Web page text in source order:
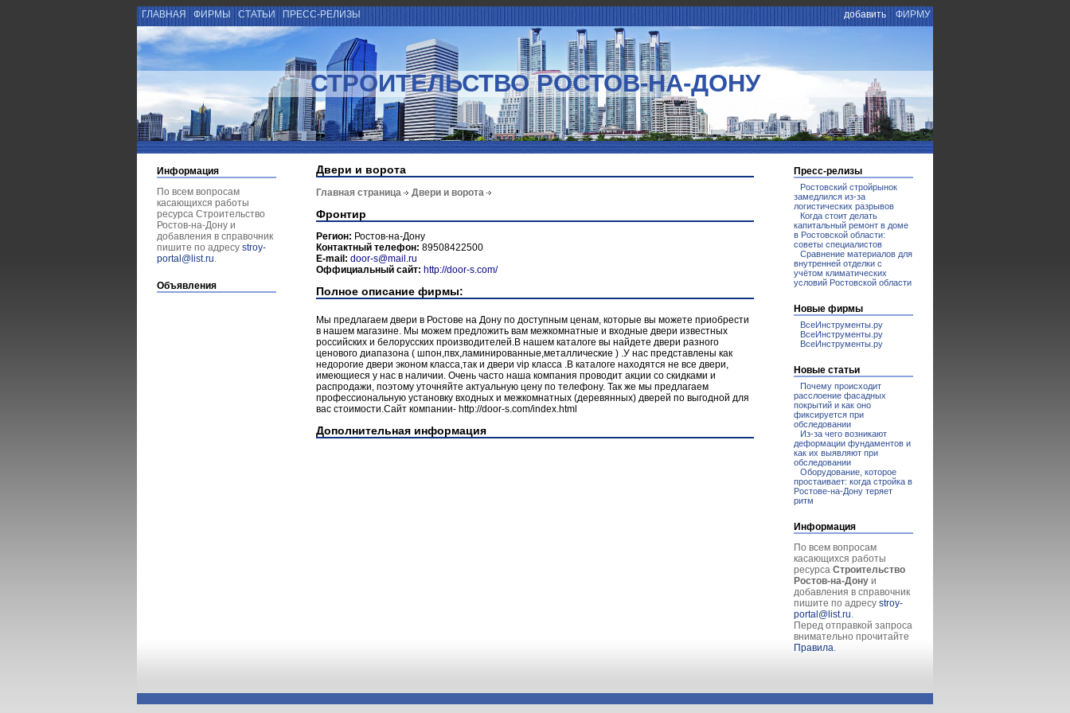
ГЛАВНАЯ ФИРМЫ СТАТЬИ ПРЕСС-РЕЛИЗЫ добавить ФИРМУ
СТРОИТЕЛЬСТВО РОСТОВ-НА-ДОНУ
Информация
По всем вопросам
касающихся работы
ресурса Строительство
Ростов-на-Дону и
добавления в справочник
пишите по адресу stroy-
portal@list.ru.
Объявления
Двери и ворота
Главная страница Двери и ворота
Фронтир
Регион: Ростов-на-Дону
Контактный телефон: 89508422500
E-mail: door-s@mail.ru
Оффициальный сайт: http://door-s.com/
Полное описание фирмы:
Мы предлагаем двери в Ростове на Дону по доступным ценам, которые вы можете приобрести
в нашем магазине. Мы можем предложить вам межкомнатные и входные двери известных
российских и белорусских производителей.В нашем каталоге вы найдете двери разного
ценового диапазона ( шпон,пвх,ламинированные,металлические ) .У нас представлены как
недорогие двери эконом класса,так и двери vip класса .В каталоге находятся не все двери,
имеющиеся у нас в наличии. Очень часто наша компания проводит акции со скидками и
распродажи, поэтому уточняйте актуальную цену по телефону. Так же мы предлагаем
профессиональную установку входных и межкомнатных (деревянных) дверей по выгодной для
вас стоимости.Сайт компании- http://door-s.com/index.html
Дополнительная информация
Пресс-релизы
Ростовский стройрынок
замедлился из-за
логистических разрывов
Когда стоит делать
капитальный ремонт в доме
в Ростовской области:
советы специалистов
Сравнение материалов для
внутренней отделки с
учётом климатических
условий Ростовской области
Новые фирмы
ВсеИнструменты.ру
ВсеИнструменты.ру
ВсеИнструменты.ру
Новые статьи
Почему происходит
расслоение фасадных
покрытий и как оно
фиксируется при
обследовании
Из-за чего возникают
деформации фундаментов и
как их выявляют при
обследовании
Оборудование, которое
простаивает: когда стройка в
Ростове-на-Дону теряет
ритм
Информация
По всем вопросам
касающихся работы
ресурса Строительство
Ростов-на-Дону и
добавления в справочник
пишите по адресу stroy-
portal@list.ru.
Перед отправкой запроса
внимательно прочитайте
Правила.